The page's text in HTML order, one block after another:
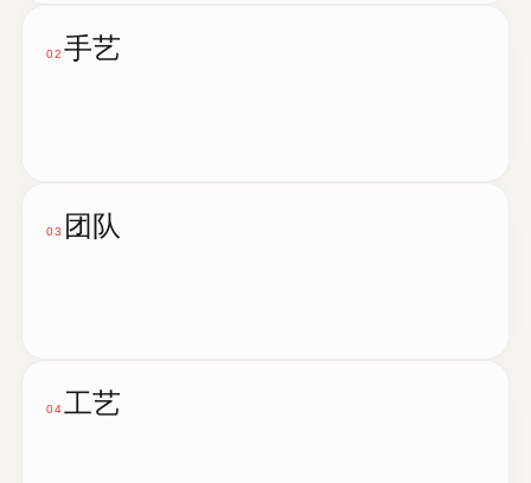
02 手艺
03 团队
04工艺